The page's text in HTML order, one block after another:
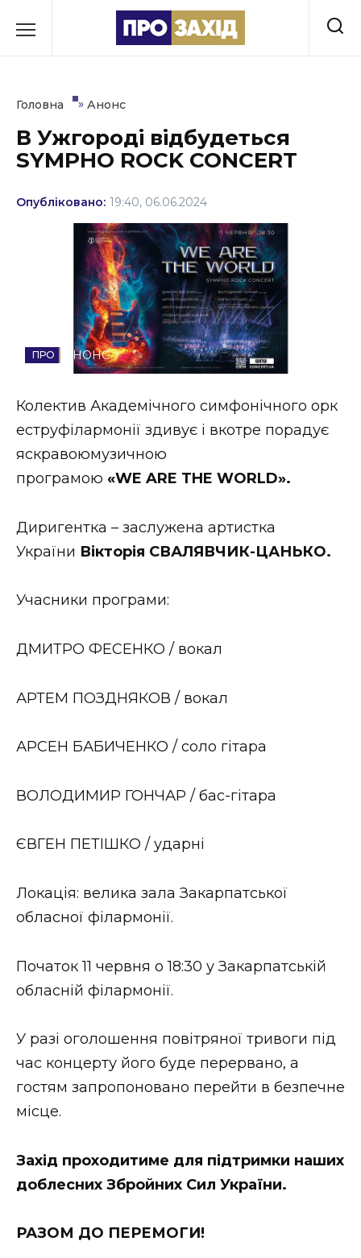
до
Культура
Освіта
Політика
Соціум
Спорт
Стиль життя
Втрачений Ужгород
Втрачений Ужгород (відеоверсія)
ЗАКАРПАТСЬКІ НОВИНИ
НОВИНИ ЗАХІДНОЇ УКРАЇНИ
Головна » Анонс
В Ужгороді відбудеться
SYMPHO ROCK CONCERT
Опубліковано: 19:40, 06.06.2024
АНОНС
Колектив Академічного симфонічного орк
еструфілармонії здивує і вкотре порадує
яскравоюмузичною
програмою «WE ARE THE WORLD».
Диригентка – заслужена артистка
України Вікторія СВАЛЯВЧИК-ЦАНЬКО.
Учасники програми:
ДМИТРО ФЕСЕНКО / вокал
АРТЕМ ПОЗДНЯКОВ / вокал
АРСЕН БАБИЧЕНКО / соло гітара
ВОЛОДИМИР ГОНЧАР / бас-гітара
ЄВГЕН ПЕТІШКО / ударні
Локація: велика зала Закарпатської
обласної філармонії.
Початок 11 червня о 18:30 у Закарпатській
обласній філармонії.
У разі оголошення повітряної тривоги під
час концерту його буде перервано, а
гостям запропоновано перейти в безпечне
місце.
Захід проходитиме для підтримки наших
доблесних Збройних Сил України.
РАЗОМ ДО ПЕРЕМОГИ!